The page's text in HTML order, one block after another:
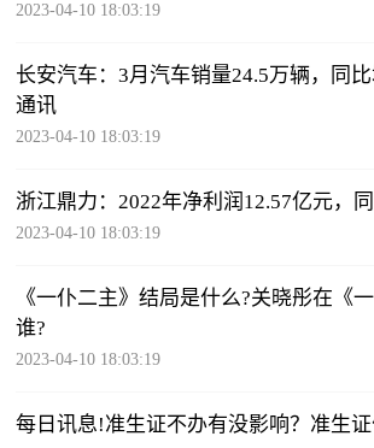
2023-04-10 18:03:19
长安汽车：3月汽车销量24.5万辆，同
通讯
2023-04-10 18:03:19
浙江鼎力：2022年净利润12.57亿元，
2023-04-10 18:03:19
《一仆二主》结局是什么?关晓彤在《
谁?
2023-04-10 18:03:19
每日讯息!准生证不办有没影响？准生证